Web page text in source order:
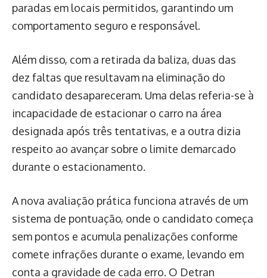
paradas em locais permitidos, garantindo um
comportamento seguro e responsável.
Além disso, com a retirada da baliza, duas das
dez faltas que resultavam na eliminação do
candidato desapareceram. Uma delas referia-se à
incapacidade de estacionar o carro na área
designada após três tentativas, e a outra dizia
respeito ao avançar sobre o limite demarcado
durante o estacionamento.
A nova avaliação prática funciona através de um
sistema de pontuação, onde o candidato começa
sem pontos e acumula penalizações conforme
comete infrações durante o exame, levando em
conta a gravidade de cada erro. O Detran